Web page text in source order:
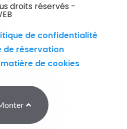
droits réservés -
de confidentialité
de réservation
de cookies